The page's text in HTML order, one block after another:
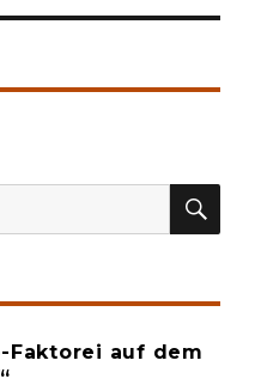
Faktorei auf dem